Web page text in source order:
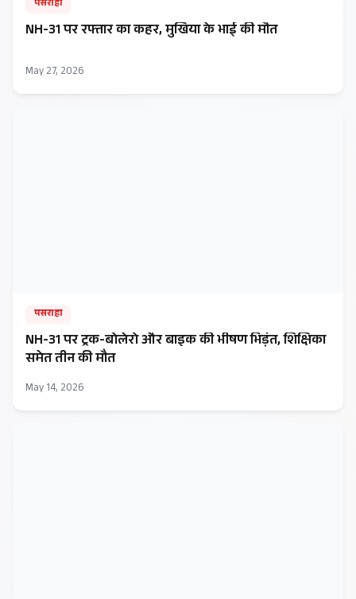
पसराहा
NH-31 पर रफ्तार का कहर, मुखिया के भाई की मौत
May 27, 2026
पसराहा
NH-31 पर ट्रक-बोलेरो और बाइक की भीषण भिड़ंत, शिक्षिका
समेत तीन की मौत
May 14, 2026